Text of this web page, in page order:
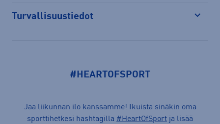
Turvallisuustiedot
#HEARTOFSPORT
Jaa liikunnan ilo kanssamme! Ikuista sinäkin oma
sporttihetkesi hashtagilla #HeartOfSport ja lisää